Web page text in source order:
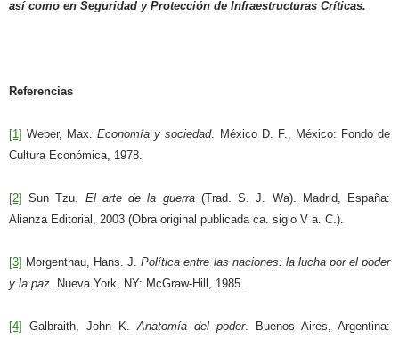
así como en Seguridad y Protección de Infraestructuras Críticas.
Referencias
[1] Weber, Max.Economía y sociedad. México D. F., México: Fondo de
Cultura Económica, 1978.
[2] Sun Tzu. El arte de la guerra(Trad. S. J. Wa). Madrid, España:
Alianza Editorial, 2003 (Obra original publicada ca. siglo V a. C.).
[3] Morgenthau, Hans. J.Política entre las naciones: la lucha por el poder
y la paz. Nueva York, NY: McGraw-Hill, 1985.
[4] Galbraith, John K.Anatomía del poder. Buenos Aires, Argentina: